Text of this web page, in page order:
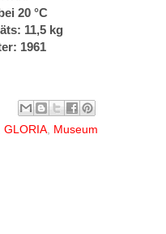
20 °C
11,5 kg
1961
GLORIA, Museum